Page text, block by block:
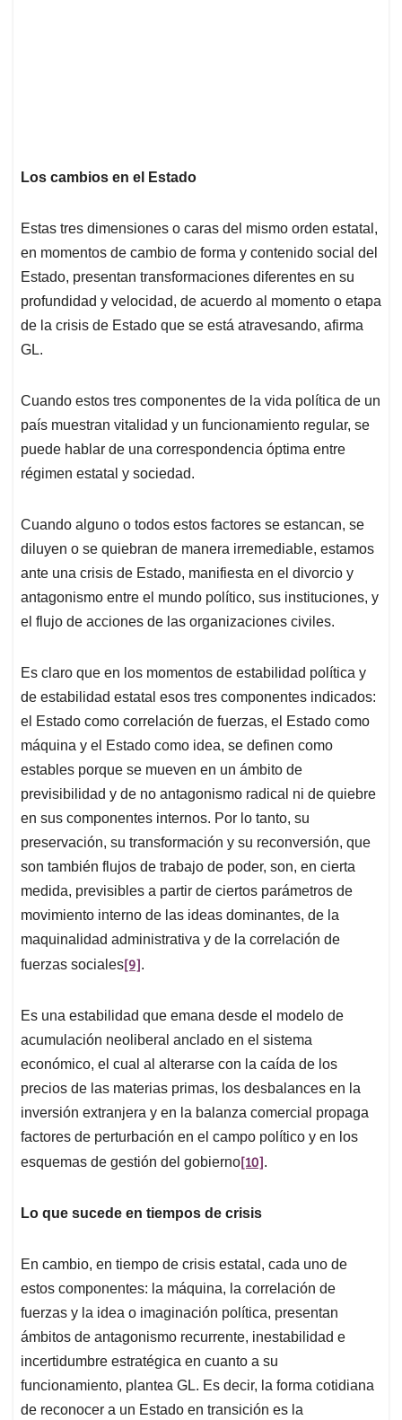
Los cambios en el Estado
Estas tres dimensiones o caras del mismo orden estatal,
en momentos de cambio de forma y contenido social del
Estado, presentan transformaciones diferentes en su
profundidad y velocidad, de acuerdo al momento o etapa
de la crisis de Estado que se está atravesando, afirma
GL.
Cuando estos tres componentes de la vida política de un
país muestran vitalidad y un funcionamiento regular, se
puede hablar de una correspondencia óptima entre
régimen estatal y sociedad.
Cuando alguno o todos estos factores se estancan, se
diluyen o se quiebran de manera irremediable, estamos
ante una crisis de Estado, manifiesta en el divorcio y
antagonismo entre el mundo político, sus instituciones, y
el flujo de acciones de las organizaciones civiles.
Es claro que en los momentos de estabilidad política y
de estabilidad estatal esos tres componentes indicados:
el Estado como correlación de fuerzas, el Estado como
máquina y el Estado como idea, se definen como
estables porque se mueven en un ámbito de
previsibilidad y de no antagonismo radical ni de quiebre
en sus componentes internos. Por lo tanto, su
preservación, su transformación y su reconversión, que
son también flujos de trabajo de poder, son, en cierta
medida, previsibles a partir de ciertos parámetros de
movimiento interno de las ideas dominantes, de la
maquinalidad administrativa y de la correlación de
fuerzas sociales[9].
Es una estabilidad que emana desde el modelo de
acumulación neoliberal anclado en el sistema
económico, el cual al alterarse con la caída de los
precios de las materias primas, los desbalances en la
inversión extranjera y en la balanza comercial propaga
factores de perturbación en el campo político y en los
esquemas de gestión del gobierno[10].
Lo que sucede en tiempos de crisis
En cambio, en tiempo de crisis estatal, cada uno de
estos componentes: la máquina, la correlación de
fuerzas y la idea o imaginación política, presentan
ámbitos de antagonismo recurrente, inestabilidad e
incertidumbre estratégica en cuanto a su
funcionamiento, plantea GL. Es decir, la forma cotidiana
de reconocer a un Estado en transición es la